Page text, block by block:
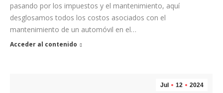
pasando por los impuestos y el mantenimiento, aquí
desglosamos todos los costos asociados con el
mantenimiento de un automóvil en el…
Acceder al contenido
Jul 12 2024